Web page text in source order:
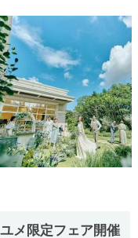
メ限定フェア開催